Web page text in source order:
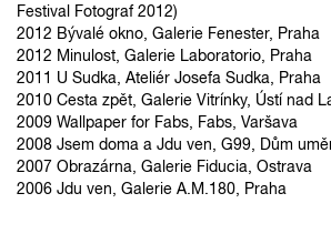
Festival Fotograf 2012)
2012 Bývalé okno, Galerie Fenester, Praha
2012 Minulost, Galerie Laboratorio, Praha
2011 U Sudka, Ateliér Josefa Sudka, Praha
2010 Cesta zpět, Galerie Vitrínky, Ústí nad
2009 Wallpaper for Fabs, Fabs, Varšava
2008 Jsem doma a Jdu ven, G99, Dům
2007 Obrazárna, Galerie Fiducia, Ostrava
2006 Jdu ven, Galerie A.M.180, Praha